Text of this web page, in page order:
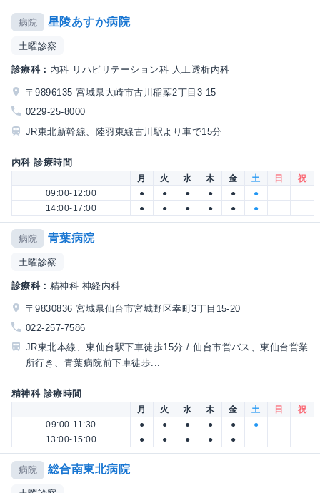
病院 星陵あすか病院
土曜診察
診療科： 内科 リハビリテーション科 人工透析内科
〒9896135 宮城県大崎市古川稲葉2丁目3-15
0229-25-8000
JR東北新幹線、陸羽東線古川駅より車で15分
内科 診療時間
月 火 水 木 金 土 日
祝
09:00-12:00
● ● ● ● ●
●
14:00-17:00
● ● ● ● ● ●
病院 青葉病院
土曜診察
診療科： 精神科 神経内科
〒9830836 宮城県仙台市宮城野区幸町3丁目15-20
022-257-7586
JR東北本線、東仙台駅下車徒歩15分 / 仙台市営バス、東仙台営業
所行き、青葉病院前下車徒歩...
精神科 診療時間
月 火 水 木 金 土 日
祝
09:00-11:30
● ● ● ● ●
●
13:00-15:00
● ● ● ● ●
病院 総合南東北病院